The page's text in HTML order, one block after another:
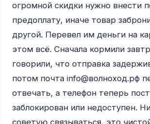
огромной скидки нужно внести
предоплату, иначе товар
другой. Перевел им деньги на
этом всё. Сначала кормили
говорили, что отправка
потом почта info@волноход.рф
отвечать, а телефон теперь
заблокирован или недоступен.
советую связываться, это